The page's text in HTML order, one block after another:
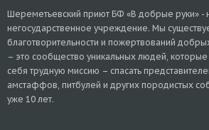
Шереметьевский приют БФ «В добрые руки» -
негосударственное учреждение. Мы
благотворительности и пожертвований
– это сообщество уникальных людей, которые
себя трудную миссию – спасать
амстаффов, питбулей и других породистых
уже 10 лет.